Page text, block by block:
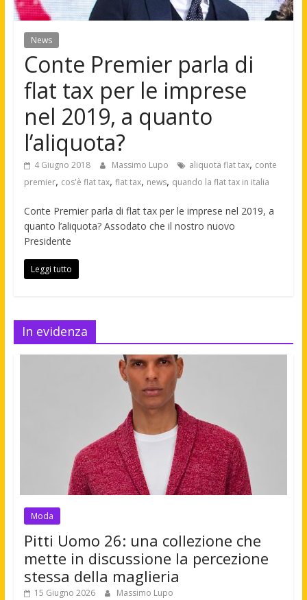
News
Conte Premier parla di
flat tax per le imprese
nel 2019, a quanto
l’aliquota?
4 Giugno 2018 Massimo Lupo aliquota flat tax, conte
premier, cos'è flat tax, flat tax, news, quando la flat tax in italia
Conte Premier parla di flat tax per le imprese nel 2019, a
quanto l’aliquota? Assodato che il nostro nuovo
Presidente
Leggi tutto
In evidenza
Moda
Pitti Uomo 26: una collezione che
mette in discussione la percezione
stessa della maglieria
15 Giugno 2026 Massimo Lupo